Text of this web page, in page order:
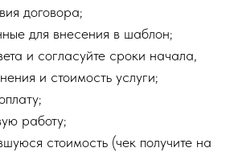
договора;
для внесения в шаблон;
и согласуйте сроки начала,
и стоимость услуги;
работу;
стоимость (чек получите на